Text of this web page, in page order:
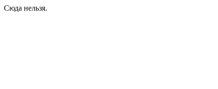
Сюда нельзя.